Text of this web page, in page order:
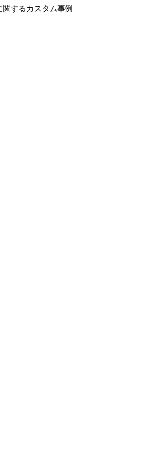
するカスタム事例